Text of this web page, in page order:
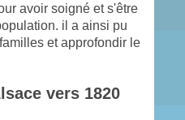
avoir soigné et s'être
il a ainsi pu
et approfondir le
vers 1820